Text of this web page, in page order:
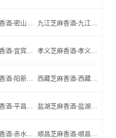
密山芝麻香酒-密山名酒-密山小北门_密山芝麻香酒厂家 九江芝麻香酒-九江名酒-九江小北门_九江芝麻香酒厂家
宜宾芝麻香酒-宜宾名酒-宜宾小北门_宜宾芝麻香酒厂家 孝义芝麻香酒-孝义名酒-孝义小北门_孝义芝麻香酒厂家
阳新芝麻香酒-阳新名酒-阳新小北门_阳新芝麻香酒厂家 西藏芝麻香酒-西藏名酒-西藏小北门_西藏芝麻香酒厂家
平昌芝麻香酒-平昌名酒-平昌小北门_平昌芝麻香酒厂家 盐湖芝麻香酒-盐湖名酒-盐湖小北门_盐湖芝麻香酒厂家
赤水芝麻香酒-赤水名酒-赤水小北门_赤水芝麻香酒厂家 顺昌芝麻香酒-顺昌名酒-顺昌小北门_顺昌芝麻香酒厂家